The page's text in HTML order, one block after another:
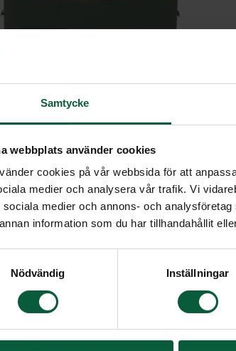
Samtycke
webbplats använder cookies
cookies på vår webbsida för att
medier och analysera vår trafik. Vi
sociala medier och annons- och
information som du har tillhandahållit
Nödvändig
Inställningar
med